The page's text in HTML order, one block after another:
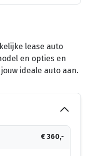
lease auto
en opties en
ideale auto aan.
€ 360,-